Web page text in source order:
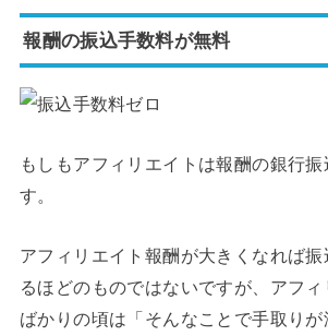
報酬の振込手数料が無料
もしもアフィリエイトは報酬の銀行
す。
アフィリエイト報酬が大きくなれば
るほどのものではないですが、アフ
ばかりの頃は「そんなことで手取りが